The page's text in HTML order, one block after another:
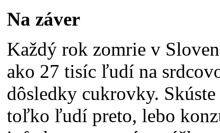
Na záver
Každý rok zomrie v
ako 27 tisíc ľudí na
dôsledky cukrovky.
toľko ľudí preto, lebo